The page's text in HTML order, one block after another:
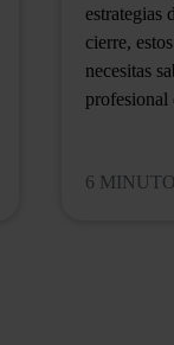
estrategias
cierre,
necesitas
profesional
6